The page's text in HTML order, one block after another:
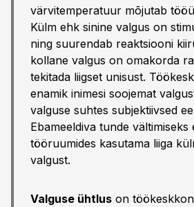
värvitemperatuur mõjutab
Külm ehk sinine valgus on
ning suurendab reaktsiooni
kollane valgus on omakorda
tekitada liigset unisust.
enamik inimesi soojemat
valguse suhtes subjektiivsed
Ebameeldiva tunde vältimiseks
tööruumides kasutama liiga
valgust.
Valguse ühtlus on